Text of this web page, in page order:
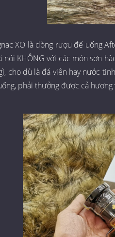
XO là dòng rượu để uống
nói KHÔNG với các món sơn
cho dù là đá viên hay nước
phải thưởng được cả